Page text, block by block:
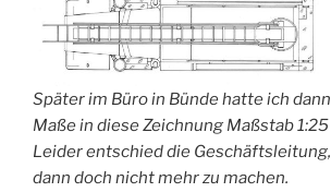
Später im Büro in Bünde hatte ich
Maße in diese Zeichnung Maßstab
Leider entschied die
dann doch nicht mehr zu machen.